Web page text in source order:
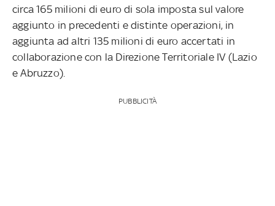
circa 165 milioni di euro di sola imposta sul valore
aggiunto in precedenti e distinte operazioni, in
aggiunta ad altri 135 milioni di euro accertati in
collaborazione con la Direzione Territoriale IV (Lazio
e Abruzzo).
PUBBLICITÀ